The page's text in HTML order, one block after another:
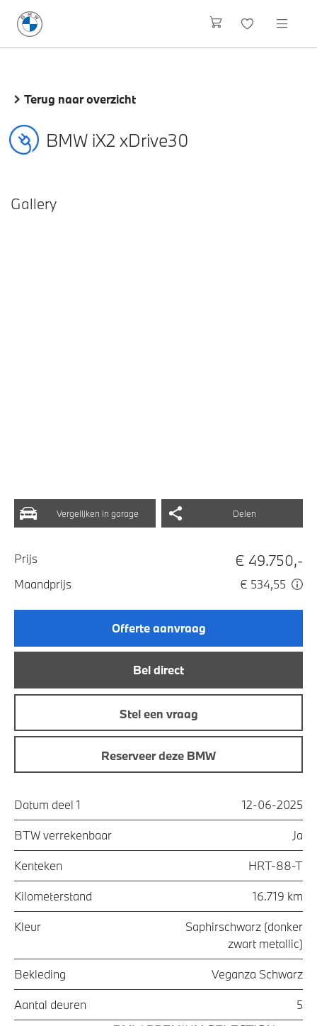
Terug naar overzicht
BMW iX2 xDrive30
Vergelijken in garage Delen
Prijs € 49.750,-
Maandprijs € 534,55
Offerte aanvraag
Bel direct
Stel een vraag
Reserveer deze BMW
Datum deel 1 12-06-2025
BTW verrekenbaar Ja
Kenteken HRT-88-T
Kilometerstand 16.719 km
Kleur
Saphirschwarz (donker
zwart metallic)
Bekleding Veganza Schwarz
Aantal deuren 5
Gallery